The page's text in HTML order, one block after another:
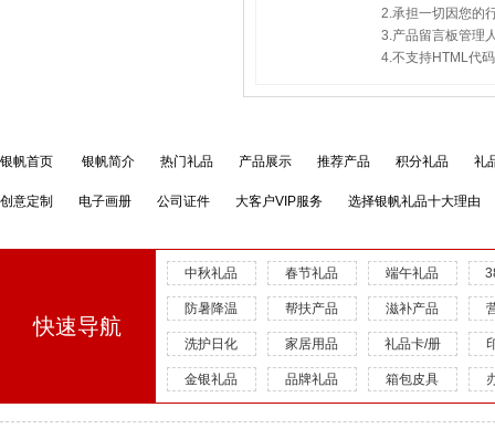
2.承担一切因您的
3.产品留言板管理
4.不支持HTML代
银帆首页 银帆简介 热门礼品 产品展示 推荐产品 积分礼品 礼
创意定制 电子画册 公司证件 大客户VIP服务 选择银帆礼品十大理由
快速导航
中秋礼品 春节礼品 端午礼品
防暑降温 帮扶产品 滋补产品
洗护日化 家居用品 礼品卡/册
金银礼品 品牌礼品 箱包皮具